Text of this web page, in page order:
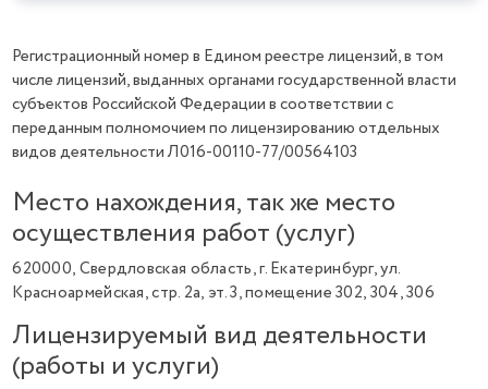
Регистрационный номер в Едином реестре лицензий, в том
числе лицензий, выданных органами государственной власти
субъектов Российской Федерации в соответствии с
переданным полномочием по лицензированию отдельных
видов деятельности Л016-00110-77/00564103
Место нахождения, так же место
осуществления работ (услуг)
620000, Свердловская область, г. Екатеринбург, ул.
Красноармейская, стр. 2а, эт. 3, помещение 302, 304, 306
Лицензируемый вид деятельности
(работы и услуги)